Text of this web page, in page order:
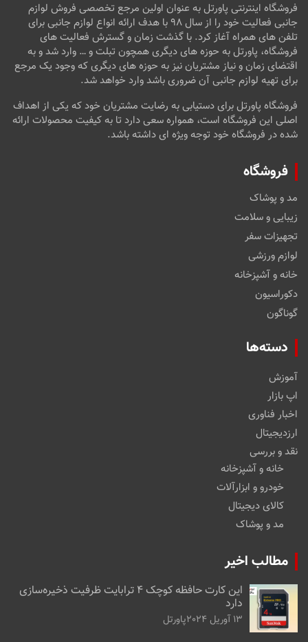
فروشگاه اینترنتی پاورتل به عنوان اولین مرجع تخصصی فروش لوازم
جانبی فعالیت خود را از سال ۹۸ با هدف ارائه انواع لوازم جانبی برای
تلفن های همراه آغاز کرد. با گذشت زمان و گسترش فعالیت های
فروشگاه، پاورتل به حوزه های دیگری همچون تبلت و … وارد شد و به
اقتضای زمان و نیاز مشتریان نیز به حوزه های دیگری که وجود یک مرجع
برای تهیه لوازم جانبی آن ضروری باشد وارد خواهد شد.
فروشگاه پاورتل برای دستیابی به رضایت مشتریان خود که یکی از اهداف
اصلی این فروشگاه است، همواره سعی دارد تا به کیفیت محصولات ارائه
شده در فروشگاه خود توجه ویژه ای داشته باشد.
فروشگاه
مد و پوشاک
زیبایی و سلامت
تجهیزات سفر
لوازم ورزشی
خانه و آشپزخانه
دکوراسیون
گوناگون
دسته‌ها
آموزش
اپ بازار
اخبار فناوری
ارزدیجیتال
نقد و بررسی
خانه و آشپزخانه
خودرو و ابزارآلات
کالای دیجیتال
مد و پوشاک
مطالب اخیر
این کارت حافظه کوچک ۴ ترابایت ظرفیت ذخیره‌سازی
دارد
13 آوریل 2024 پاورتل